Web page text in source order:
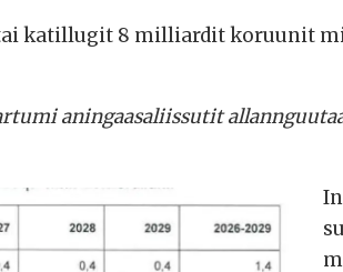
katillugit 8 milliardit koruunit
aningaasaliissutit